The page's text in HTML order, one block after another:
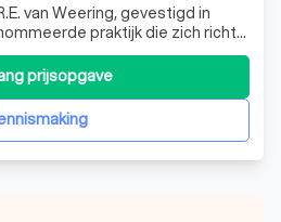
van Weering, gevestigd in
praktijk die zich richt
jaar. Met een BIG-registratie als
bij de Kamer van
veilige en professionele
prijsopgave